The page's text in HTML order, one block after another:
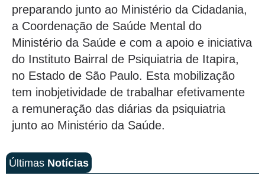
preparando junto ao Ministério da Cidadania,
a Coordenação de Saúde Mental do
Ministério da Saúde e com a apoio e iniciativa
do Instituto Bairral de Psiquiatria de Itapira,
no Estado de São Paulo. Esta mobilização
tem inobjetividade de trabalhar efetivamente
a remuneração das diárias da psiquiatria
junto ao Ministério da Saúde.
Últimas Notícias